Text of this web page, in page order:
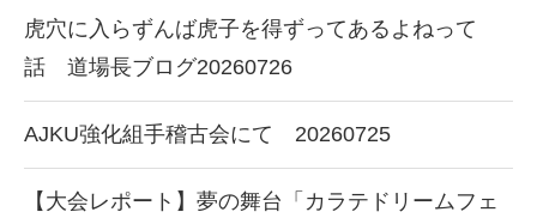
虎穴に入らずんば虎子を得ずってあるよねって
話 道場長ブログ20260726
AJKU強化組手稽古会にて 20260725
【大会レポート】夢の舞台「カラテドリームフェ